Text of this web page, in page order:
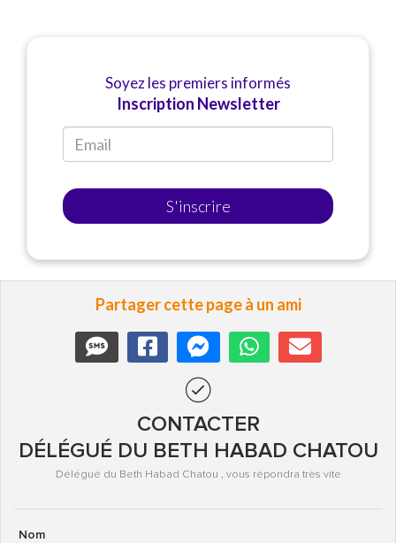
Soyez les premiers informés
Inscription Newsletter
S'inscrire
Partager cette page à un ami
CONTACTER
DÉLÉGUÉ DU BETH HABAD CHATOU
Délégué du Beth Habad Chatou , vous répondra très vite
Nom